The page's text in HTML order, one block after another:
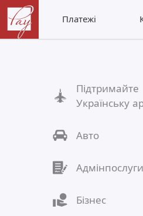
Платежі
Підтримайте
Українську
Авто
Адмінпослуги
Бізнес